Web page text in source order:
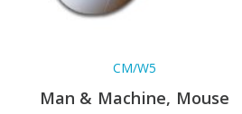
CM/W5
Man & Machine, Mouse